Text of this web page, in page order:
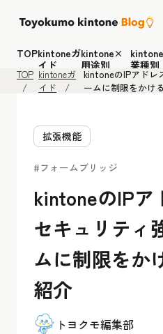
TOPkintoneガ
イド
kintone×
用途別
業種別
TOP kintoneガ
イド
kintoneのIPアドレ
ームに制限をかけ
拡張機能
#フォームブリッジ
kintoneのIPア
セキュリティ
ムに制限をか
紹介
トヨクモ編集部